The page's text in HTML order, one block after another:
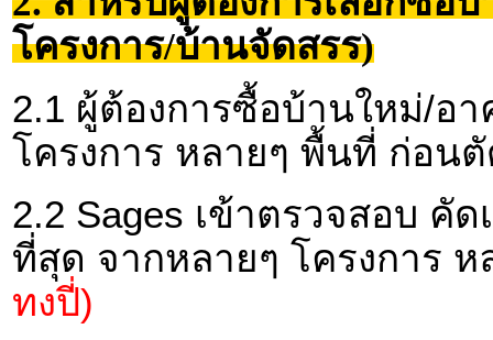
โครงการ/บ้านจัดสรร)
2.1 ผู้ต้องการซื้อบ้านใหม่/อ
โครงการ หลายๆ พื้นที่ ก่อน
2.2 Sages เข้าตรวจสอบ คั
ที่สุด จากหลายๆ โครงการ
ทงปี่)